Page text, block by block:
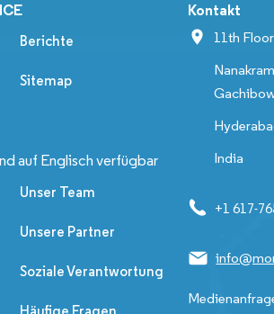
Berichte
Sitemap
auf Englisch verfügbar
Unser Team
Unsere Partner
Soziale Verantwortung
Kontakt
11th
India
+1 617-